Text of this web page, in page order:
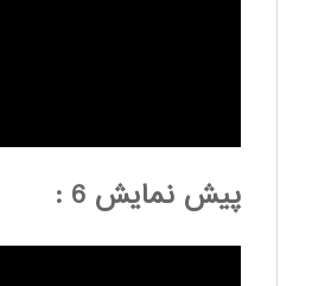
پیش نمایش 6 :